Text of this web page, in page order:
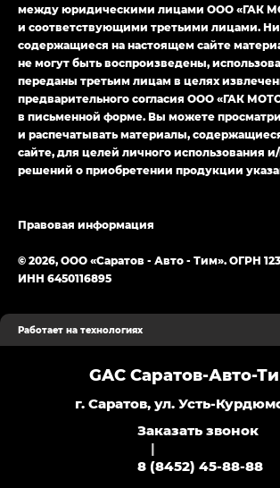
GAC Саратов-Авто-
г. Саратов, ул. Усть-
Заказать звонок
|
8 (8452) 45-88-88
между юридическими лицами ООО «ГАК
и соответствующими третьими лицами.
содержащиеся на настоящем сайте
не могут быть воспроизведены,
переданы третьим лицам в целях
предварительного согласия ООО «ГАК
в письменной форме. Вы можете
и распечатывать материалы,
сайте, для целей личного использования
решений о приобретении продукции
© 2026, ООО «Саратов - Авто - Тим». ОГРН
ИНН 6450116895
Правовая информация
Работает на технологиях